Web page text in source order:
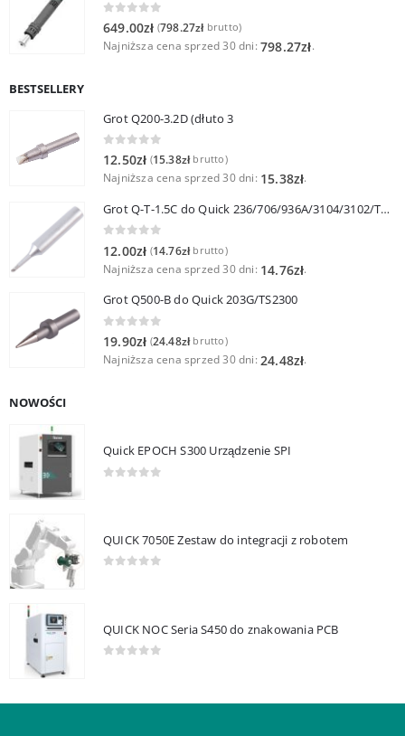
649.00zł (798.27złbrutto)
Najniższa cena sprzed 30 dni: 798.27zł.
BESTSELLERY
Grot Q200-3.2D (dłuto 3
0out of 5
12.50zł (15.38złbrutto)
Najniższa cena sprzed 30 dni: 15.38zł.
Grot Q-T-1.5C do Quick 236/706/936A/3104/3102/TS1100
12.00zł (14.76złbrutto)
Najniższa cena sprzed 30 dni: 14.76zł.
Grot Q500-B do Quick 203G/TS2300
0out of 5
19.90zł (24.48złbrutto)
Najniższa cena sprzed 30 dni: 24.48zł.
NOWOŚCI
Quick EPOCH S300 Urządzenie SPI
QUICK 7050E Zestaw do integracji z robotem
QUICK NOC Seria S450 do znakowania PCB